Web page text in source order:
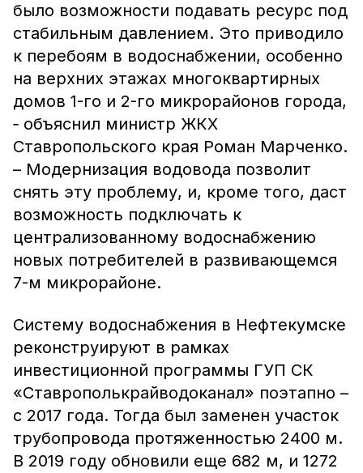
было возможности подавать ресурс под
стабильным давлением. Это приводило
к перебоям в водоснабжении, особенно
на верхних этажах многоквартирных
домов 1-го и 2-го микрорайонов города,
‑ объяснил министр ЖКХ
Ставропольского края Роман Марченко.
– Модернизация водовода позволит
снять эту проблему, и, кроме того, даст
возможность подключать к
централизованному водоснабжению
новых потребителей в развивающемся
7-м микрорайоне.
Систему водоснабжения в Нефтекумске
реконструируют в рамках
инвестиционной программы ГУП СК
«Ставрополькрайводоканал» поэтапно –
с 2017 года. Тогда был заменен участок
трубопровода протяженностью 2400 м.
В 2019 году обновили еще 682 м, и 1272